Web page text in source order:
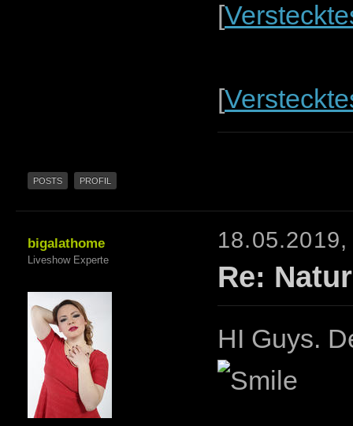
[
[
POSTS PROFIL
bigalathome
Liveshow Experte Re:
HI Guys.